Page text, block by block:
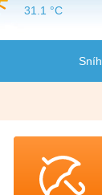
Sníh
31.1 °C